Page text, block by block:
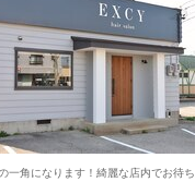
一角になります！綺麗な店内でお待ち